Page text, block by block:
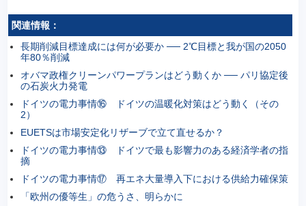
関連情報：
長期削減目標達成には何が必要か ── 2℃目標と我が国の2050
年80％削減
オバマ政権クリーンパワープランはどう動くか ── パリ協定後
の石炭火力発電
ドイツの電力事情⑯ ドイツの温暖化対策はどう動く（その
2）
EUETSは市場安定化リザーブで立て直せるか？
ドイツの電力事情⑬ ドイツで最も影響力のある経済学者の指
摘
ドイツの電力事情⑰ 再エネ大量導入下における供給力確保策
「欧州の優等生」の危うさ、明らかに